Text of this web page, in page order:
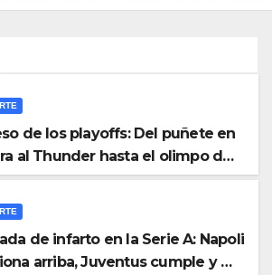
de los playoffs: Del puñete en
al Thunder hasta el olimpo de
de la NBA
de infarto en la Serie A: Napoli
arriba, Juventus cumple y el